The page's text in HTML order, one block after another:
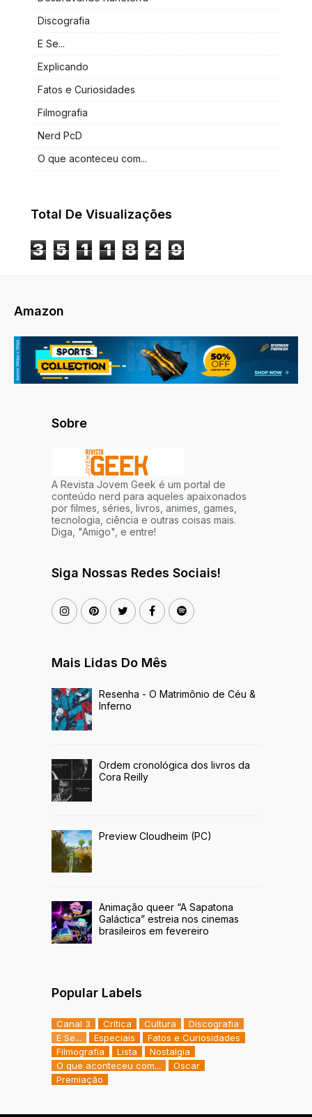
Discografia
E Se...
Explicando
Fatos e Curiosidades
Filmografia
Nerd PcD
O que aconteceu com...
Total De Visualizações
3 5 1 1 8 2 9
Amazon
Sobre
A Revista Jovem Geek é um portal de
conteúdo nerd para aqueles apaixonados
por filmes, séries, livros, animes, games,
tecnologia, ciência e outras coisas mais.
Diga, "Amigo", e entre!
Siga Nossas Redes Sociais!
Mais Lidas Do Mês
Resenha - O Matrimônio de Céu &
Inferno
Ordem cronológica dos livros da
Cora Reilly
Preview Cloudheim (PC)
Animação queer “A Sapatona
Galáctica” estreia nos cinemas
brasileiros em fevereiro
Popular Labels
Canal 3 Crítica Cultura
Discografia
E Se...
Especiais
Fatos e Curiosidades
Filmografia
Lista
Nostalgia
O que aconteceu com...
Oscar
Premiação